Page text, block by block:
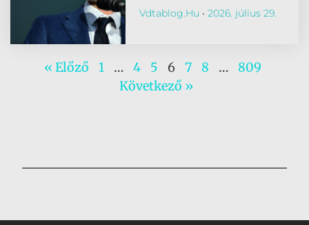
Vdtablog.hu 2026. július 29.
« Előző 1 … 4 5 6 7 8 …
809
Következő »